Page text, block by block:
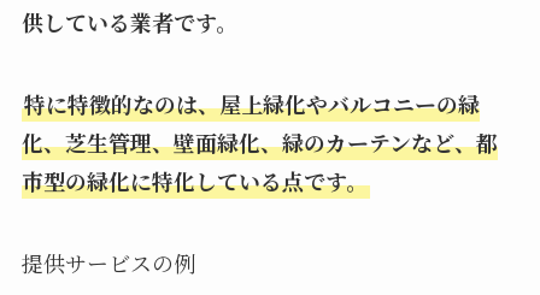
供している業者です。
特に特徴的なのは、屋上緑化やバルコニーの緑
化、芝生管理、壁面緑化、緑のカーテンなど、都
市型の緑化に特化している点です。
提供サービスの例